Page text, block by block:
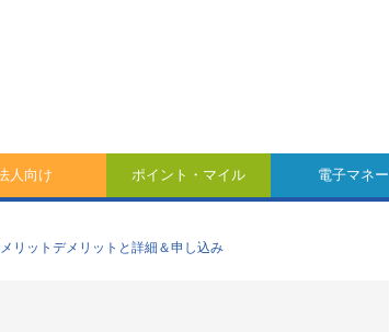
人向け ポイント・マイル 電子マネー
リットデメリットと詳細＆申し込み